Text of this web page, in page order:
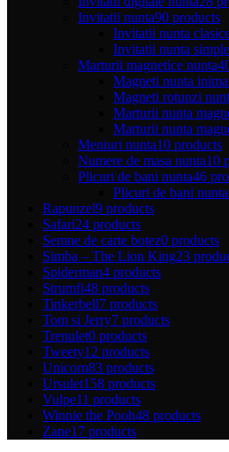
Invitatii nunta90 products
Invitatii nunta
Invitatii nunta simple
Marturii magnetice nunta
Magneti nunta inima
Magneti rotunzi
Marturii nunta
Marturii nunta
Meniuri nunta10 products
Numere de masa nunta10
Plicuri de bani nunta46
Plicuri de bani
Rapunzel9 products
Safari24 products
Semne de carte botez0 products
Simba – The Lion King23
Spiderman4 products
Strumfi48 products
Tinkerbell7 products
Tom si Jerry7 products
Trenulet0 products
Tweety12 products
Unicorn83 products
Ursulet158 products
Vulpe11 products
Winnie the Pooh48 products
Zane17 products